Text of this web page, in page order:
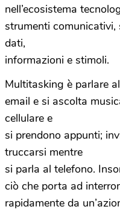
nell’ecosistema
strumenti
dati,
informazioni e stimoli.
Multitasking è parlare
email e si ascolta
cellulare e
si prendono appunti;
truccarsi mentre
si parla al telefono.
ciò che porta ad
rapidamente da